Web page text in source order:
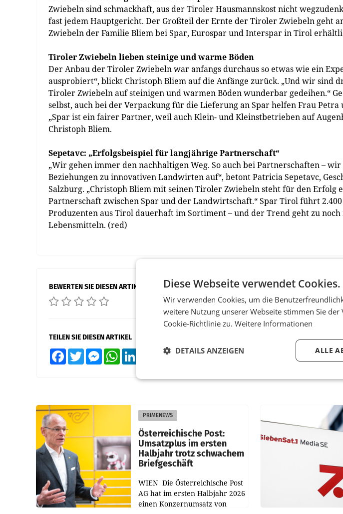
Zwiebeln sind schmackhaft, aus der Tiroler Hausmannskost nicht
fast jedem Hauptgericht. Der Großteil der Ernte der Tiroler Zwiebeln geht
Zwiebeln der Familie Bliem bei Spar, Eurospar und Interspar in Tirol
Tiroler Zwiebeln lieben steinige und warme Böden
Der Anbau der Tiroler Zwiebeln war anfangs durchaus so etwas wie ein
ausprobiert“, blickt Christoph Bliem auf die Anfänge zurück. „Und wir sind
Tiroler Zwiebeln auf steinigen und warmen Böden wunderbar gedeihen.“
selbst, auch bei der Verpackung für die Lieferung an Spar helfen Frau
„Spar ist ein fairer Partner, weil auch Klein- und Kleinstbetrieben auf
Christoph Bliem.
Sepetavc: „Erfolgsbeispiel für langjährige Partnerschaft“
„Wir gehen immer den nachhaltigen Weg. So auch bei Partnerschaften –
Beziehungen zu innovativen Landwirten auf“, betont Patricia Sepetavc,
Salzburg. „Christoph Bliem mit seinen Tiroler Zwiebeln steht für den Erfolg
Partnerschaft zwischen Spar und der Landwirtschaft.“ Spar Tirol führt
Produzenten aus Tirol dauerhaft im Sortiment – und der Trend geht zu
Lebensmitteln. (red)
BEWERTEN SIE DIESEN ARTIKEL
TEILEN SIE DIESEN ARTIKEL
FacebookTwitter MessengerWhatsApp XING Teilen
PRIMENEWS
Österreichische Post:
Umsatzplus im ersten
Halbjahr trotz schwachem
Briefgeschäft
WIEN Die Österreichische Post
AG hat im ersten Halbjahr 2026
einen Konzernumsatz von
Diese Webseite verwendet Cookies.
Wir verwenden Cookies, um die
weitere Nutzung unserer Webseite stimmen Sie
Cookie-Richtlinie zu. Weitere Informationen
ALLE
DETAILS ANZEIGEN